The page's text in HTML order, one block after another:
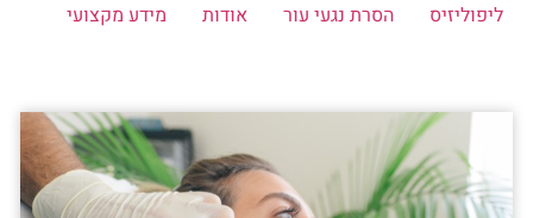
ליפוליזיס
הסרת נגעי עור אודות מידע מקצועי